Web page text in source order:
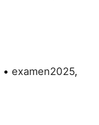
• examen2025,